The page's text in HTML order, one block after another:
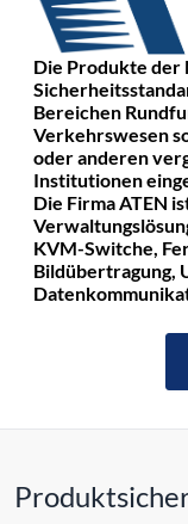
Die Produkte der
Bereichen
Verkehrswesen
oder anderen
Institutionen
Die Firma ATEN
KVM-Switche,
Bildübertragung,